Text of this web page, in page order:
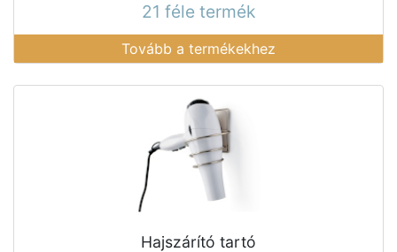
21 féle termék
Tovább a termékekhez
Hajszárító tartó